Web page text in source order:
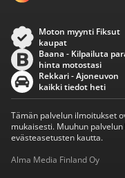
Moton myynti Fiksut
kaupat
Baana - Kilpailuta
hinta motostasi
Rekkari - Ajoneuvon
kaikki tiedot heti
Tämän palvelun ilmoitukset
mukaisesti. Muuhun
evästeasetusten kautta.
Alma Media Finland Oy